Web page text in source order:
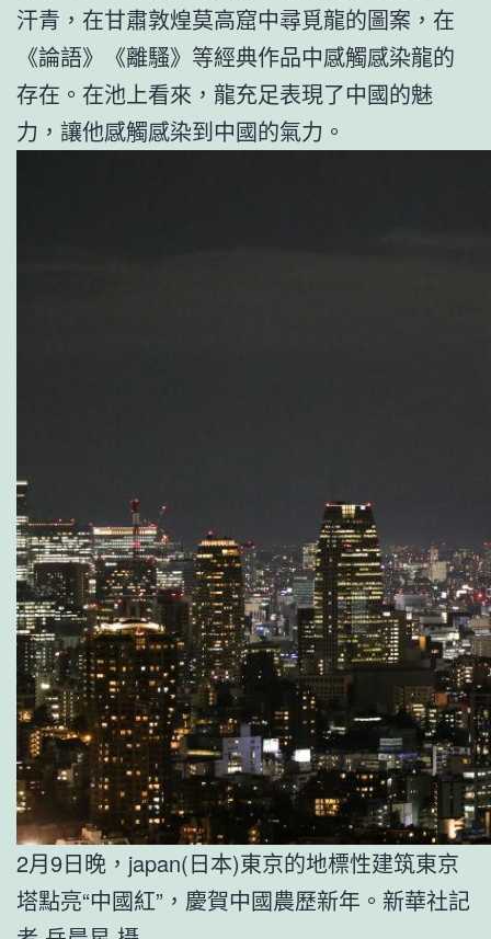
汗青，在甘肅敦煌莫高窟中尋覓龍的圖案，在
《論語》《離騷》等經典作品中感觸感染龍的
存在。在池上看來，龍充足表現了中國的魅
力，讓他感觸感染到中國的氣力。
2月9日晚，japan(日本)東京的地標性建筑東京
塔點亮“中國紅”，慶賀中國農歷新年。新華社記